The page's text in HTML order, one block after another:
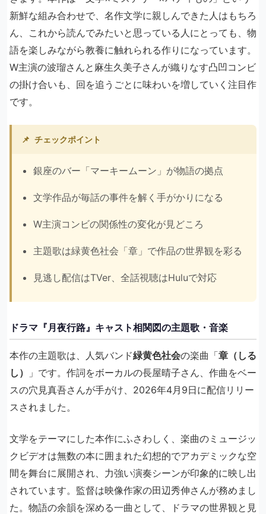
新鮮な組み合わせで、名作文学に親しんできた人はもちろ
ん、これから読んでみたいと思っている人にとっても、物
語を楽しみながら教養に触れられる作りになっています。
W主演の波瑠さんと麻生久美子さんが織りなす凸凹コンビ
の掛け合いも、回を追うごとに味わいを増していく注目作
です。
📌 チェックポイント
銀座のバー「マーキームーン」が物語の拠点
文学作品が毎話の事件を解く手がかりになる
W主演コンビの関係性の変化が見どころ
主題歌は緑黄色社会「章」で作品の世界観を彩る
見逃し配信はTVer、全話視聴はHuluで対応
ドラマ『月夜行路』キャスト相関図の主題歌・音楽
本作の主題歌は、人気バンド緑黄色社会の楽曲「章（しる
し）
」です。作詞をボーカルの長屋晴子さん、作曲をベー
スの穴見真吾さんが手がけ、2026年4月9日に配信リリー
スされました。
文学をテーマにした本作にふさわしく、楽曲のミュージッ
クビデオは無数の本に囲まれた幻想的でアカデミックな空
間を舞台に展開され、力強い演奏シーンが印象的に映し出
されています。監督は映像作家の田辺秀伸さんが務めまし
た。物語の余韻を深める一曲として、ドラマの世界観と見